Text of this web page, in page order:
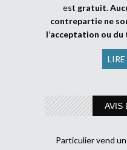
est gratuit.
contrepartie ne
l’acceptation ou
AVIS
Particulier vend